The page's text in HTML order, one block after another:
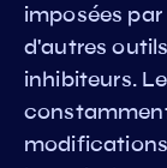
imposées
d'autres
inhibiteurs.